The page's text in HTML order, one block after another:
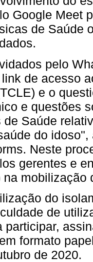
Google Meet
de Saúde
pelo
de acesso
e o
e questões
de Saúde
do
Neste
gerentes e
na mobilização
do
de
participar,
formato
de 2020.